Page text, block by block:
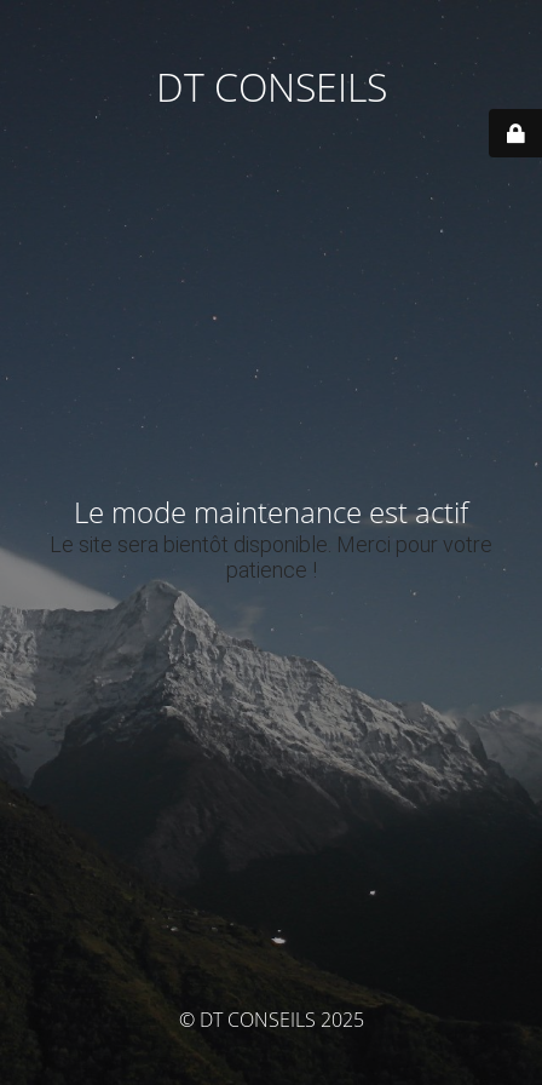
DT CONSEILS
Le mode maintenance est actif
Le site sera bientôt disponible. Merci pour votre
patience !
© DT CONSEILS 2025